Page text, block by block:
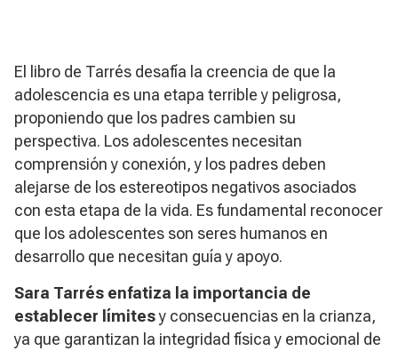
El libro de Tarrés desafía la creencia de que la
adolescencia es una etapa terrible y peligrosa,
proponiendo que los padres cambien su
perspectiva. Los adolescentes necesitan
comprensión y conexión, y los padres deben
alejarse de los estereotipos negativos asociados
con esta etapa de la vida. Es fundamental reconocer
que los adolescentes son seres humanos en
desarrollo que necesitan guía y apoyo.
Sara Tarrés enfatiza la importancia de
establecer límitesy consecuencias en la crianza,
ya que garantizan la integridad física y emocional de